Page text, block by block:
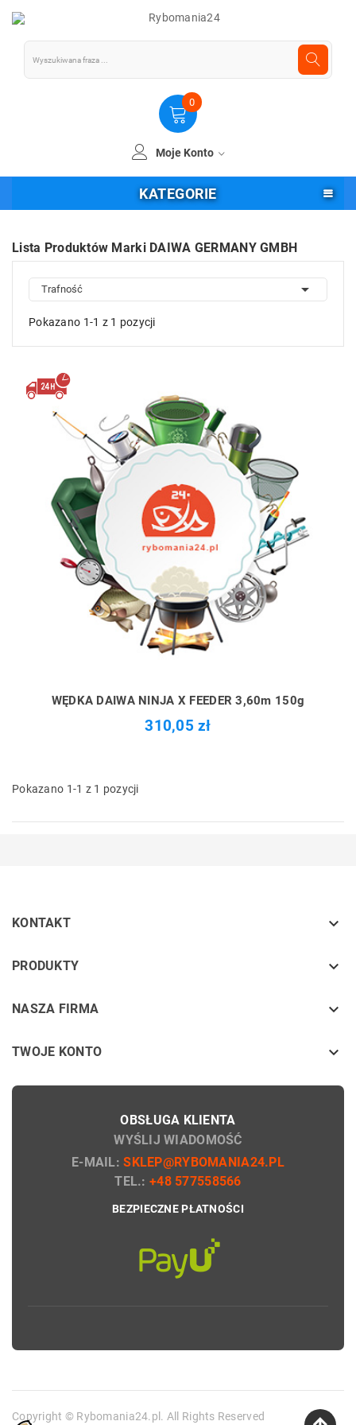
0
Moje Konto
KATEGORIE
Lista Produktów Marki DAIWA GERMANY GMBH
Trafność 
Pokazano 1-1 z 1 pozycji
WĘDKA DAIWA NINJA X FEEDER 3,60m 150g
310,05 zł
Pokazano 1-1 z 1 pozycji
KONTAKT 
PRODUKTY keyboard_arrow_down
NASZA FIRMA keyboard_arrow_down
TWOJE KONTO 
OBSŁUGA KLIENTA
WYŚLIJ WIADOMOŚĆ
E-MAIL:SKLEP@RYBOMANIA24.PL
TEL.:+48 577558566
BEZPIECZNE PŁATNOŚCI
Copyright © Rybomania24.pl. All Rights Reserved